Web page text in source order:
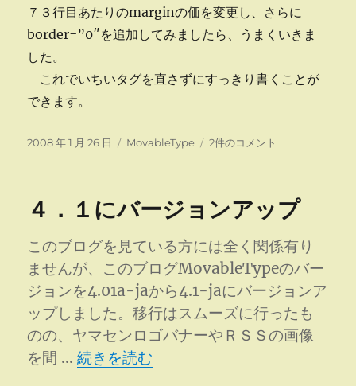
７３行目あたりのmarginの価を変更し、さらに
border=”0″を追加してみましたら、うまくいきま
した。
これでいちいタグを直さずにすっきり書くことが
できます。
投
2008 年 1 月 26 日
カ
ー
MovableType
画
り
み
の
2件のコメント
４．１にバージョンアップ
このブログを見ている方には全く関係有り
ませんが、このブログMovableTypeのバー
ジョンを4.01a-jaから4.1-jaにバージョンア
ップしました。移行はスムーズに行ったも
のの、ヤマセンロゴバナーやＲＳＳの画像
を間 …“４．１にバージョンアップ” の
続きを読む